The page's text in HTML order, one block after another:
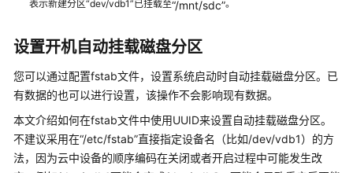
始
化
容
大
于
2TiB
表示新建分区“dev/vdb1”已挂载至“/mnt/sdc”。
设置开机自动挂载磁盘分区
您可以通过配置fstab文件，设置系统启动时自动挂载磁盘分区。已
有数据的也可以进行设置，该操作不会影响现有数据。
本文介绍如何在fstab文件中使用UUID来设置自动挂载磁盘分区。
不建议采用在“/etc/fstab”直接指定设备名（比如/dev/vdb1）的方
法，因为云中设备的顺序编码在关闭或者开启过程中可能发生改